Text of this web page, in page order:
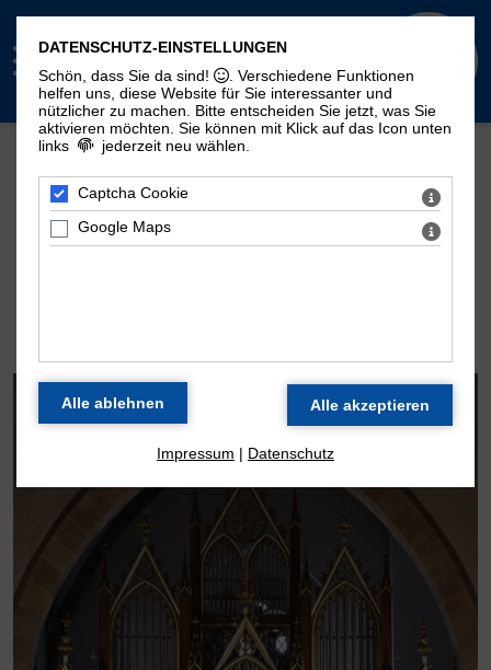
Mehr Seiten zum Thema "Moritzorgel":
Geschichte
Zeitstrahl
Disposition
Kontakt
DATENSCHUTZ-EINSTELLUNGEN
Schön, dass Sie da sind!
. Verschiedene Funktionen
helfen uns, diese Website für Sie interessanter und
nützlicher zu machen.
Bitte entscheiden Sie jetzt, was Sie
aktivieren möchten. Sie können mit Klick auf das Icon unten
links
jederzeit neu wählen.
Captcha Cookie
Google Maps
Impressum | Datenschutz